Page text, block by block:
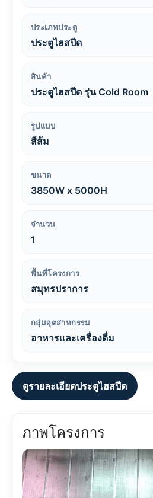
ประเภทประตู
ประตูไฮสปีด
สินค้า
ประตูไฮสปีด รุ่น Cold Room
รูปแบบ
สีส้ม
ขนาด
3850W x 5000H
จำนวน
1
พื้นที่โครงการ
สมุทรปราการ
กลุ่มอุตสาหกรรม
อาหารและเครื่องดื่ม
ดูรายละเอียดประตูไฮสปีด
ภาพโครงการ